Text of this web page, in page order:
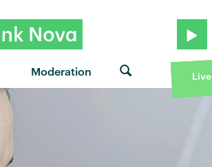
Moderation Live